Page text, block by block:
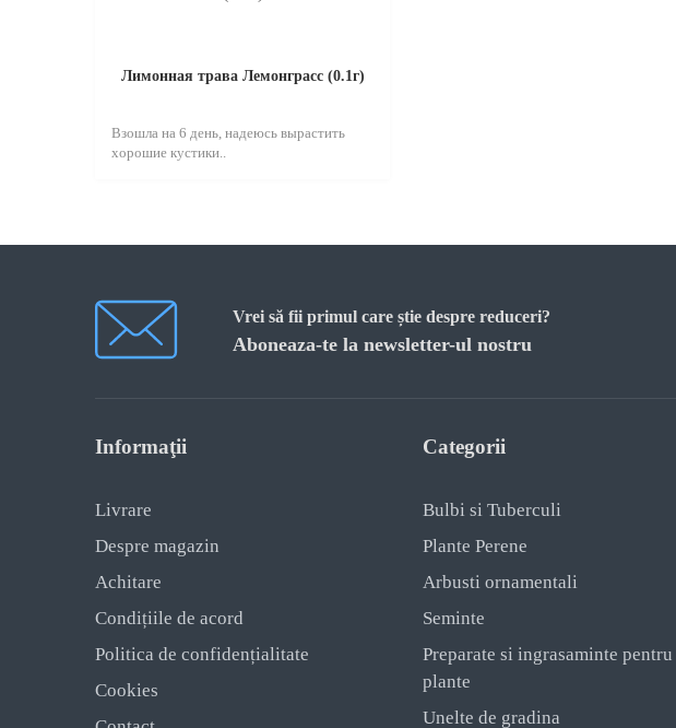
Лимонная трава Лемонграсс (0.1г)
Взошла на 6 день, надеюсь вырастить
хорошие кустики..
Vrei să fii primul care știe despre reduceri?
Aboneaza-te la newsletter-ul nostru
Informaţii
Livrare
Despre magazin
Achitare
Condițiile de acord
Politica de confidențialitate
Cookies
Categorii
Bulbi si Tuberculi
Plante Perene
Arbusti ornamentali
Seminte
Preparate si ingrasaminte pentru
plante
Unelte de gradina